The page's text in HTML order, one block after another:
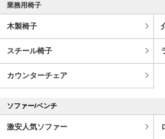
業務用椅子
木製椅子
スチール椅子
カウンターチェア
ソファー/ベンチ
激安人気ソファー